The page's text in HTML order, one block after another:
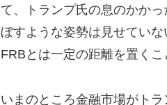
て、トランプ氏の息のかか
ぼすような姿勢は見せてい
FRBとは一定の距離を置くこ
いまのところ金融市場がト